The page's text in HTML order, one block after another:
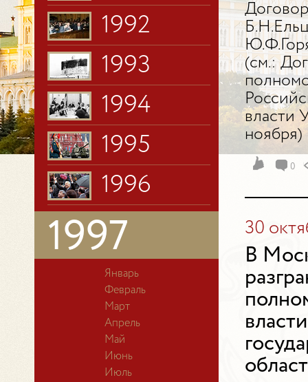
1992
1993
1994
1995
1996
1997
Январь
Февраль
Март
Апрель
Май
Июнь
Июль
(см.:
власти
ноября)
0
30
В